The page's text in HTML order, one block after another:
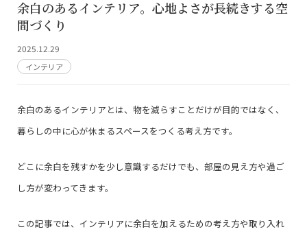
余白のあるインテリア。心地よさが長続きする空
間づくり
2025.12.29
インテリア
余白のあるインテリアとは、物を減らすことだけが目的ではなく、
暮らしの中に心が休まるスペースをつくる考え方です。
どこに余白を残すかを少し意識するだけでも、部屋の見え方や過ご
し方が変わってきます。
この記事では、インテリアに余白を加えるための考え方や取り入れ